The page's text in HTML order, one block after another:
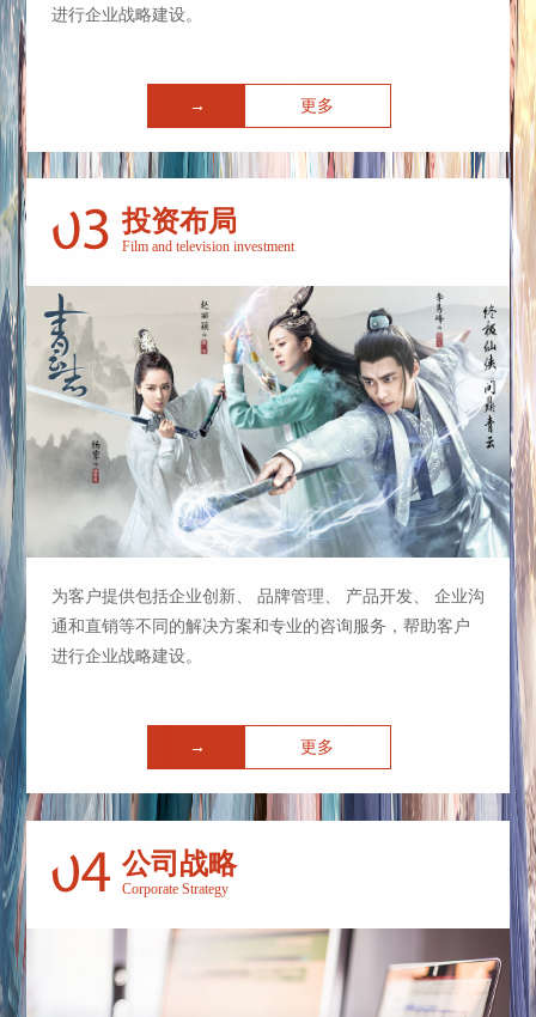
进行企业战略建设。
更多
→
投资布局
Film and television investment
为客户提供包括企业创新、 品牌管理、 产品开发、 企业沟
通和直销等不同的解决方案和专业的咨询服务，帮助客户
进行企业战略建设。
更多
→
公司战略
Corporate Strategy